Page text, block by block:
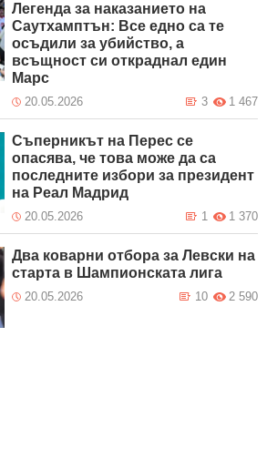
Легенда за наказанието на
Саутхамптън: Все едно са те
осъдили за убийство, а
всъщност си откраднал един
Марс
20.05.2026 1 467
3
Съперникът на Перес се
опасява, че това може да са
последните избори за президент
на Реал Мадрид
20.05.2026 1 370
1
Два коварни отбора за Левски на
старта в Шампионската лига
20.05.2026 2 590
10